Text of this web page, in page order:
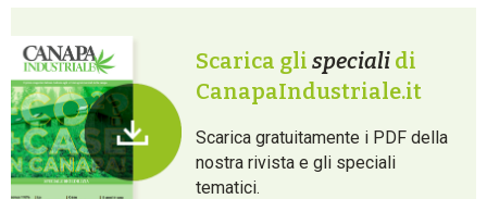
Scarica gli speciali di
CanapaIndustriale.it
Scarica gratuitamente i PDF della
nostra rivista e gli speciali
tematici.